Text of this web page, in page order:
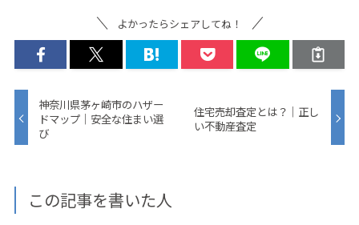
よかったらシェアしてね！
神奈川県茅ヶ崎市のハザー
ドマップ｜安全な住まい選
び
住宅売却査定とは？｜正し
い不動産査定
この記事を書いた人